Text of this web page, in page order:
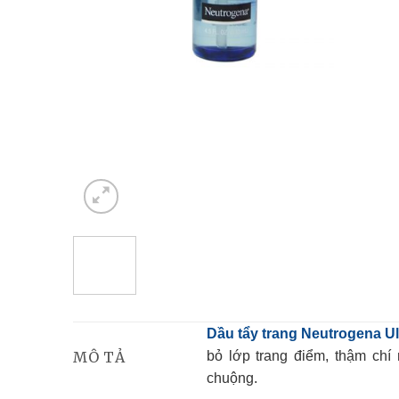
MÔ TẢ
Dầu tẩy trang
da và loại bỏ lớp trang
người hết sức ưa chuộng.